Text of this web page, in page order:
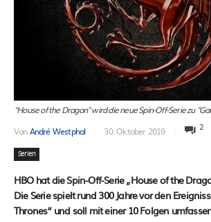
"House of the Dragon" wird die neue Spin-Off-Serie zu
VonAndré Westphal 30. Oktober 2019 2
Serien
HBO hat die Spin-Off-Serie „House of the
Die Serie spielt rund 300 Jahre vor den
Thrones“ und soll mit einer 10 Folgen